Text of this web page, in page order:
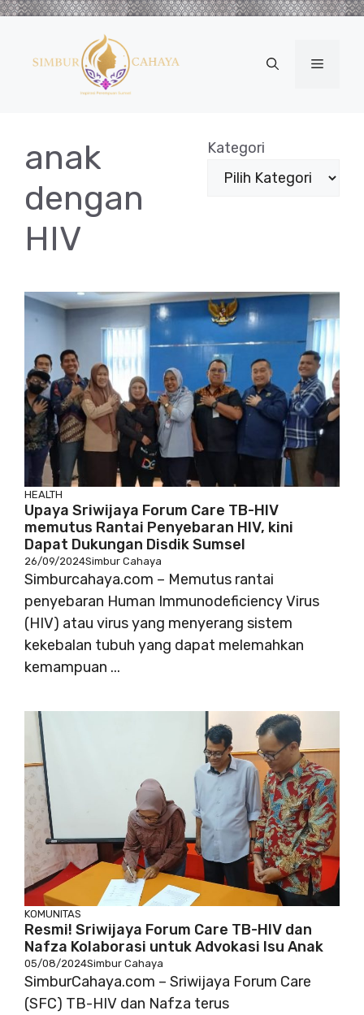
Langsung
Menu
anak
dengan
HIV
Kategori
HEALTH
Upaya Sriwijaya Forum Care TB-HIV
memutus Rantai Penyebaran HIV, kini
Dapat Dukungan Disdik Sumsel
26/09/2024Simbur Cahaya
Simburcahaya.com – Memutus rantai
penyebaran Human Immunodeficiency Virus
(HIV) atau virus yang menyerang sistem
kekebalan tubuh yang dapat melemahkan
kemampuan ...
KOMUNITAS
Resmi! Sriwijaya Forum Care TB-HIV dan
Nafza Kolaborasi untuk Advokasi Isu Anak
05/08/2024Simbur Cahaya
SimburCahaya.com – Sriwijaya Forum Care
(SFC) TB-HIV dan Nafza terus